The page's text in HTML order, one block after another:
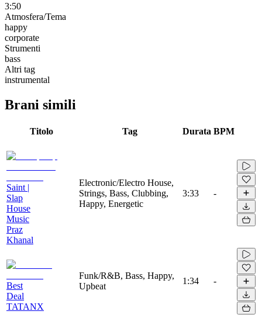
3:50
Atmosfera/Tema
happy
corporate
Strumenti
bass
Altri tag
instrumental
Brani simili
Titolo Tag Durata BPM
Saint |
Slap
House
Music
Praz
Khanal
Electronic/Electro House,
Strings, Bass, Clubbing,
Happy, Energetic
3:33 -
Best
Deal
TATANX
Funk/R&B, Bass, Happy,
Upbeat
1:34 -